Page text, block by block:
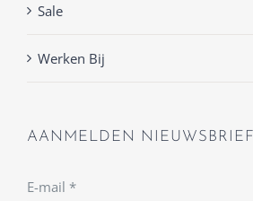
Sale
Werken Bij
AANMELDEN NIEUWSBRIEF
E-mail *